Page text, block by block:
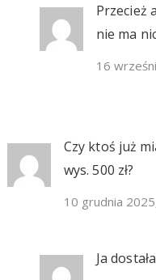
Przecież
nie ma
16
Czy ktoś już
wys. 500 zł?
10 grudnia
Ja